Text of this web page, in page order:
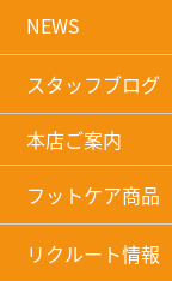
NEWS
スタッフブログ
本店ご案内
フットケア商品
リクルート情報